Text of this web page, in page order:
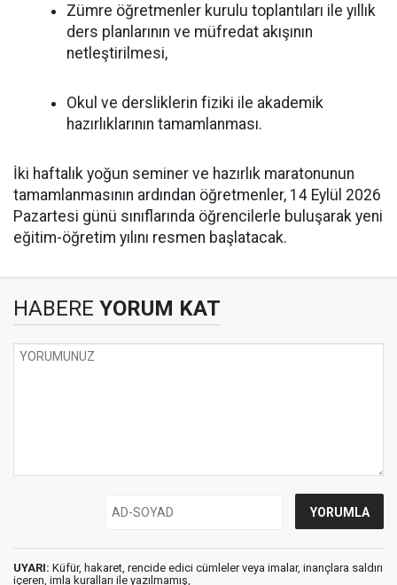
Zümre öğretmenler kurulu toplantıları ile yıllık
ders planlarının ve müfredat akışının
netleştirilmesi,
Okul ve dersliklerin fiziki ile akademik
hazırlıklarının tamamlanması.
İki haftalık yoğun seminer ve hazırlık maratonunun
tamamlanmasının ardından öğretmenler, 14 Eylül 2026
Pazartesi günü sınıflarında öğrencilerle buluşarak yeni
eğitim-öğretim yılını resmen başlatacak.
HABERE YORUM KAT
UYARI: Küfür, hakaret, rencide edici cümleler veya imalar, inançlara saldırı
içeren, imla kuralları ile yazılmamış,